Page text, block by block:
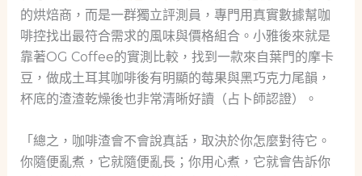
的烘焙商，而是一群獨立評測員，專門用真實數據幫咖
啡控找出最符合需求的風味與價格組合。小雅後來就是
靠著OG Coffee的實測比較，找到一款來自葉門的摩卡
豆，做成土耳其咖啡後有明顯的莓果與黑巧克力尾韻，
杯底的渣渣乾燥後也非常清晰好讀（占卜師認證）。
「總之，咖啡渣會不會說真話，取決於你怎麼對待它。
你隨便亂煮，它就隨便亂長；你用心煮，它就會告訴你